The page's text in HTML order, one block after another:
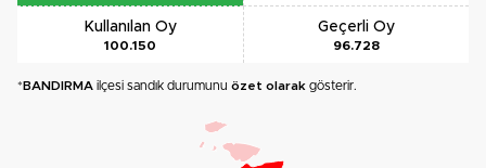
Kullanılan Oy
100.150
Geçerli Oy
96.728
*BANDIRMA ilçesi sandık durumunu özet olarak gösterir.